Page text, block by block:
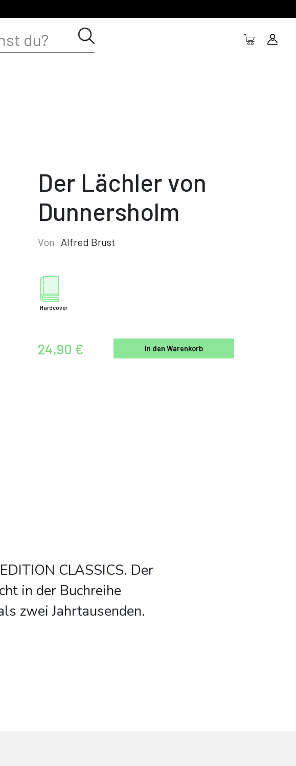
Der Lächler von
Dunnersholm
Von Alfred Brust
Hardcover
24,90 € In den Warenkorb
CLASSICS. Der
in der Buchreihe
zwei Jahrtausenden.